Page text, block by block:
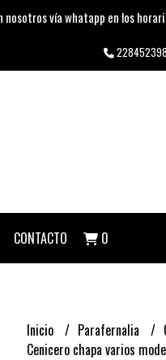
vía whatapp en los
CONTACTO 0
Inicio Parafernalia
Cenicero chapa varios